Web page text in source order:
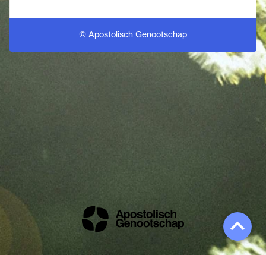
© Apostolisch Genootschap